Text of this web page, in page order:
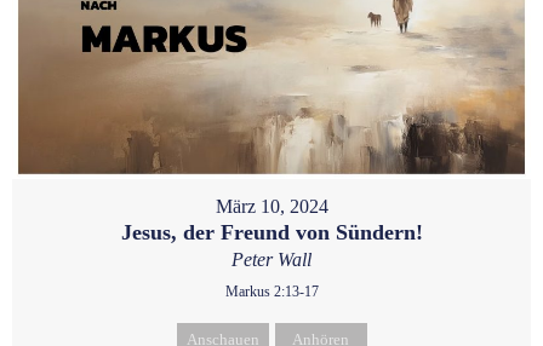
März 10, 2024
Jesus, der Freund von Sündern!
Peter Wall
Markus 2:13-17
Anschauen Anhören